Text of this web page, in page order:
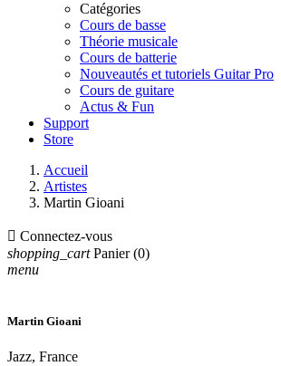
Catégories
Cours de basse
Théorie musicale
Cours de batterie
Nouveautés et tutoriels Guitar Pro
Cours de guitare
Actus & Fun
Support
Store
Accueil
Artistes
Martin Gioani
 Connectez-vous
shopping_cart Panier (0)
menu
Martin Gioani
Jazz, France